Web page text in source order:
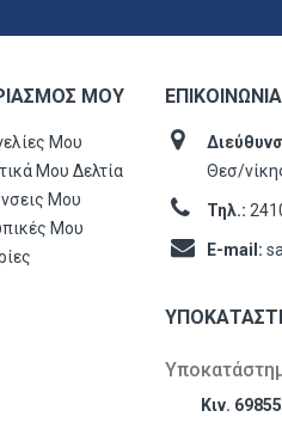
ΜΟΥ
Μου
Μου Δελτία
Μου
Μου
ΕΠΙΚΟΙΝΩΝΊΑ
Θεσ/
Τηλ.:
E-mail:
Κιν.